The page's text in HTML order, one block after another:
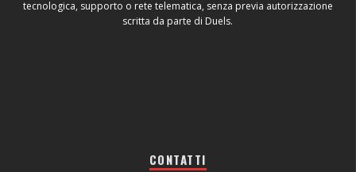
tecnologica, supporto o rete telematica, senza previa autorizzazione
scritta da parte di Duels.
CONTATTI